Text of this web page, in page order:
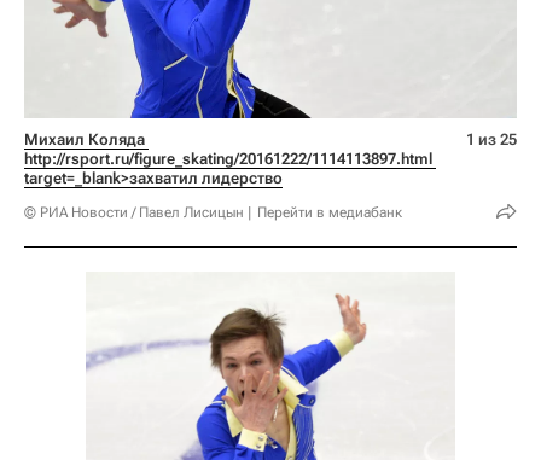
http://rsport.ru/figure_skating/20161222/1114113897.html
target=_blank>захватил лидерство
© РИА Новости / Павел Лисицын Перейти в медиабанк
1 из 25